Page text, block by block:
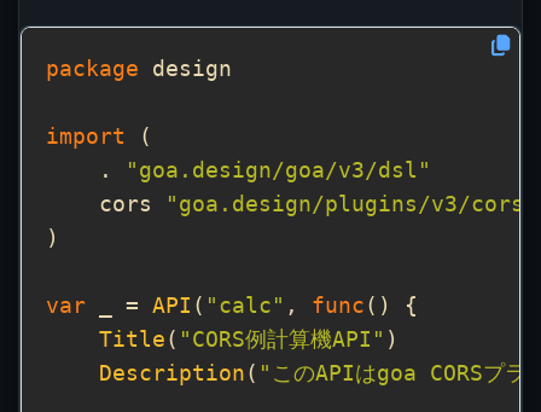
package
import
    .
"goa.design/goa/v3/dsl"
    cors
"goa.design/plugins/v3/
var _ = API ( "calc" , func
Title ( "CORS例計算機API"
Description ( "このAPIはgoa CORSプラ